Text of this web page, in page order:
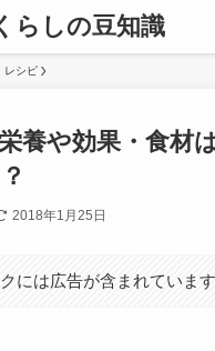
らしの豆知識
レシピ
養や効果・食材
2018年1月25日
には広告が含まれています